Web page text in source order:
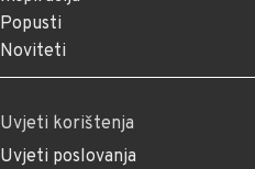
Popusti
Noviteti
Uvjeti korištenja
Uvjeti poslovanja